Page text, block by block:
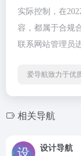
实际控制，在
容，都属于合规
联系网站管理员
爱导航致力于优
相关导航
设计导航